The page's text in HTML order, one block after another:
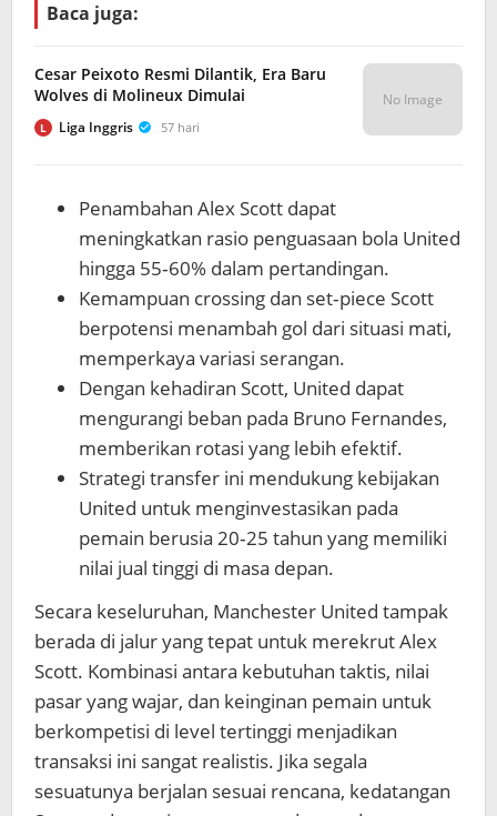
Baca juga:
Cesar Peixoto Resmi Dilantik, Era Baru
Wolves di Molineux Dimulai
L Liga Inggris 57 hari
No Image
Penambahan Alex Scott dapat
meningkatkan rasio penguasaan bola United
hingga 55‑60% dalam pertandingan.
Kemampuan crossing dan set‑piece Scott
berpotensi menambah gol dari situasi mati,
memperkaya variasi serangan.
Dengan kehadiran Scott, United dapat
mengurangi beban pada Bruno Fernandes,
memberikan rotasi yang lebih efektif.
Strategi transfer ini mendukung kebijakan
United untuk menginvestasikan pada
pemain berusia 20‑25 tahun yang memiliki
nilai jual tinggi di masa depan.
Secara keseluruhan, Manchester United tampak
berada di jalur yang tepat untuk merekrut Alex
Scott. Kombinasi antara kebutuhan taktis, nilai
pasar yang wajar, dan keinginan pemain untuk
berkompetisi di level tertinggi menjadikan
transaksi ini sangat realistis. Jika segala
sesuatunya berjalan sesuai rencana, kedatangan